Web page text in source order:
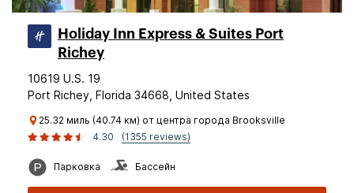
Holiday Inn Express & Suites Port
Richey
10619 U.S. 19
Port Richey, Florida 34668, United States
25.32 миль (40.74 км) от центра города Brooksville
4.30
(1355 reviews)
Парковка Бассейн